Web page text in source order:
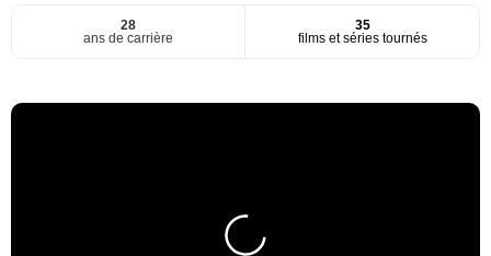
28
ans de carrière
35
films et séries tournés